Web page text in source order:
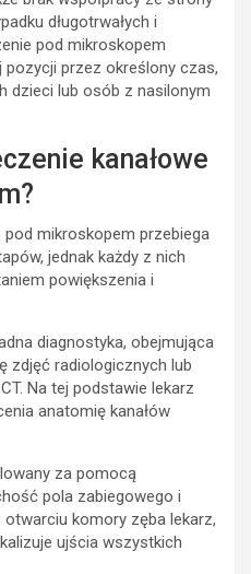
długotrwałych i
pod mikroskopem
przez określony czas,
dzieci lub osób z nasilonym
kanałowe
pod mikroskopem przebiega
jednak każdy z nich
powiększenia i
diagnostyka, obejmująca
zdjęć radiologicznych lub
Na tej podstawie lekarz
anatomię kanałów
za pomocą
pola zabiegowego i
komory zęba lekarz,
ujścia wszystkich